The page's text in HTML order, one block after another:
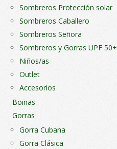
Sombreros Protección solar
Sombreros Caballero
Sombreros Señora
Sombreros y Gorras UPF 50+
Niños/as
Outlet
Accesorios
Boinas
Gorras
Gorra Cubana
Gorra Clásica